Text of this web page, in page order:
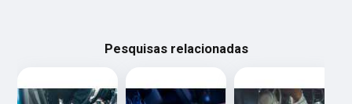
Pesquisas relacionadas